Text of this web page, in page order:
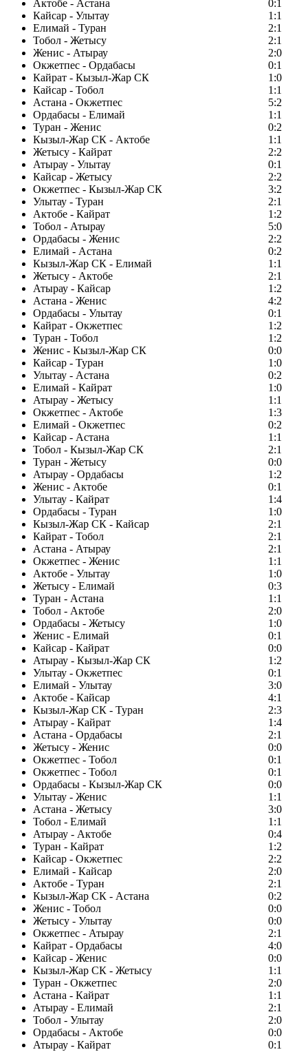
Актобе - Астана
0:1
Кайсар - Улытау
1:1
Елимай - Туран
2:1
Тобол - Жетысу
2:1
Женис - Атырау
2:0
Окжетпес - Ордабасы
0:1
Кайрат - Кызыл-Жар СК
1:0
Кайсар - Тобол
1:1
Астана - Окжетпес
5:2
Ордабасы - Елимай
1:1
Туран - Женис
0:2
Кызыл-Жар СК - Актобе
1:1
Жетысу - Кайрат
2:2
Атырау - Улытау
0:1
Кайсар - Жетысу
2:2
Окжетпес - Кызыл-Жар СК
3:2
Улытау - Туран
2:1
Актобе - Кайрат
1:2
Тобол - Атырау
5:0
Ордабасы - Женис
2:2
Елимай - Астана
0:2
Кызыл-Жар СК - Елимай
1:1
Жетысу - Актобе
2:1
Атырау - Кайсар
1:2
Астана - Женис
4:2
Ордабасы - Улытау
0:1
Кайрат - Окжетпес
1:2
Туран - Тобол
1:2
Женис - Кызыл-Жар СК
0:0
Кайсар - Туран
1:0
Улытау - Астана
0:2
Елимай - Кайрат
1:0
Атырау - Жетысу
1:1
Окжетпес - Актобе
1:3
Елимай - Окжетпес
0:2
Кайсар - Астана
1:1
Тобол - Кызыл-Жар СК
2:1
Туран - Жетысу
0:0
Атырау - Ордабасы
1:2
Женис - Актобе
0:1
Улытау - Кайрат
1:4
Ордабасы - Туран
1:0
Кызыл-Жар СК - Кайсар
2:1
Кайрат - Тобол
2:1
Астана - Атырау
2:1
Окжетпес - Женис
1:1
Актобе - Улытау
1:0
Жетысу - Елимай
0:3
Туран - Астана
1:1
Тобол - Актобе
2:0
Ордабасы - Жетысу
1:0
Женис - Елимай
0:1
Кайсар - Кайрат
0:0
Атырау - Кызыл-Жар СК
1:2
Улытау - Окжетпес
0:1
Елимай - Улытау
3:0
Актобе - Кайсар
4:1
Кызыл-Жар СК - Туран
2:3
Атырау - Кайрат
1:4
Астана - Ордабасы
2:1
Жетысу - Женис
0:0
Окжетпес - Тобол
0:1
Окжетпес - Тобол
0:1
Ордабасы - Кызыл-Жар СК
0:0
Улытау - Женис
1:1
Астана - Жетысу
3:0
Тобол - Елимай
1:1
Атырау - Актобе
0:4
Туран - Кайрат
1:2
Кайсар - Окжетпес
2:2
Елимай - Кайсар
2:0
Актобе - Туран
2:1
Кызыл-Жар СК - Астана
0:2
Женис - Тобол
0:0
Жетысу - Улытау
0:0
Окжетпес - Атырау
2:1
Кайрат - Ордабасы
4:0
Кайсар - Женис
0:0
Кызыл-Жар СК - Жетысу
1:1
Туран - Окжетпес
2:0
Астана - Кайрат
1:1
Атырау - Елимай
2:1
Тобол - Улытау
2:0
Ордабасы - Актобе
0:0
Атырау - Кайрат
0:1